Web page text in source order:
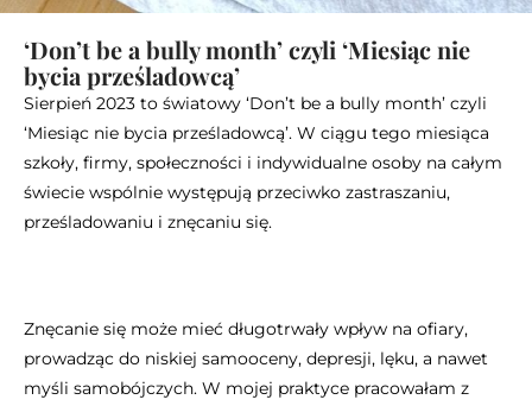
‘Don’t be a bully month’ czyli ‘Miesiąc nie
bycia prześladowcą’
Sierpień 2023 to światowy ‘Don’t be a bully month’ czyli
‘Miesiąc nie bycia prześladowcą’. W ciągu tego miesiąca
szkoły, firmy, społeczności i indywidualne osoby na całym
świecie wspólnie występują przeciwko zastraszaniu,
prześladowaniu i znęcaniu się.
Znęcanie się może mieć długotrwały wpływ na ofiary,
prowadząc do niskiej samooceny, depresji, lęku, a nawet
myśli samobójczych. W mojej praktyce pracowałam z